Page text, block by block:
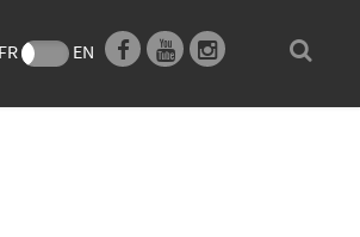
FR EN